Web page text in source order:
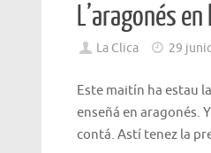
L’aragonés en
La Clica 29
Este maitín ha estau
enseñá en aragonés.
contá. Astí tenez la